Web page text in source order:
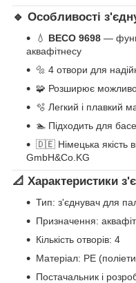
🔹 Особливості
💧 BECO 9698 —
аквафітнесу
🔩 4 отвори для
🧩 Розширює
🫧 Легкий і плавкий
🏊 Підходить для
🇩🇪 Німецька якість
GmbH&Co.KG
📐 Характеристики
Тип: з'єднувач для
Призначення:
Кількість отворів: 4
Матеріал: PE
Постачальник і